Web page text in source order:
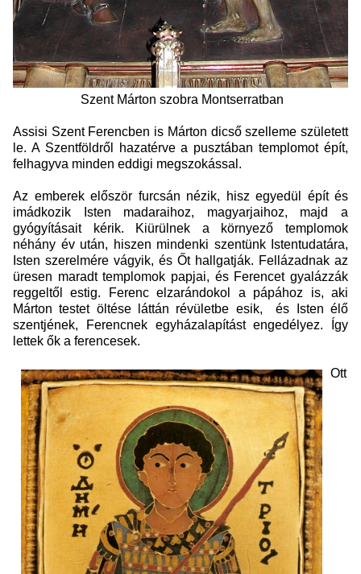
Szent Márton szobra Montserratban
Assisi Szent Ferencben is Márton dicső szelleme született
le. A Szentföldről hazatérve a pusztában templomot épít,
felhagyva minden eddigi megszokással.
Az emberek először furcsán nézik, hisz egyedül épít és
imádkozik Isten madaraihoz, magyarjaihoz, majd a
gyógyításait kérik. Kiürülnek a környező templomok
néhány év után, hiszen mindenki szentünk Istentudatára,
Isten szerelmére vágyik, és Őt hallgatják. Fellázadnak az
üresen maradt templomok papjai, és Ferencet gyalázzák
reggeltől estig.
Ferenc elzarándokol a pápához is, aki
Márton testet öltése láttán révületbe esik, és Isten élő
szentjének, Ferencnek egyházalapítást engedélyez. Így
lettek ők a ferencesek.
Ott